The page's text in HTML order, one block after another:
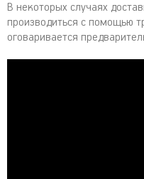
В некоторых случаях
производиться с помощью
оговаривается